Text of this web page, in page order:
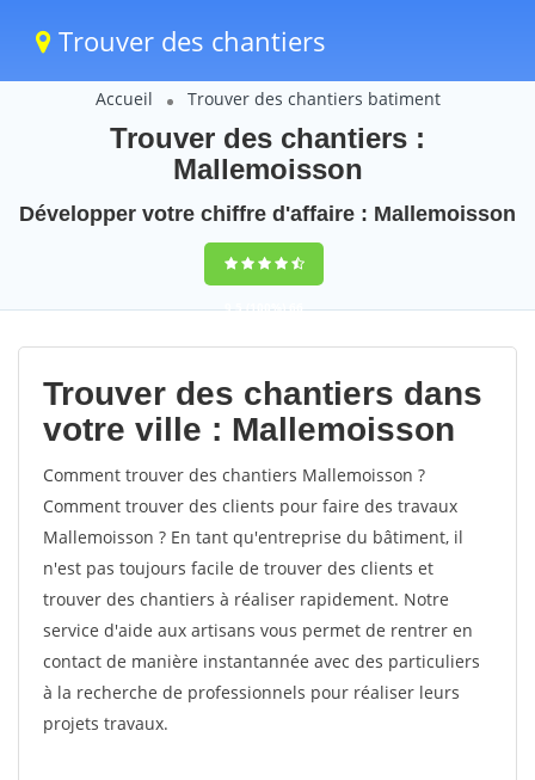
Trouver des chantiers
Accueil Trouver des chantiers batiment
Trouver des chantiers :
Mallemoisson
Développer votre chiffre d'affaire : Mallemoisson
9,5(100%)66
votes
Trouver des chantiers dans
votre ville : Mallemoisson
Comment trouver des chantiers Mallemoisson ?
Comment trouver des clients pour faire des travaux
Mallemoisson ? En tant qu'entreprise du bâtiment, il
n'est pas toujours facile de trouver des clients et
trouver des chantiers à réaliser rapidement. Notre
service d'aide aux artisans vous permet de rentrer en
contact de manière instantannée avec des particuliers
à la recherche de professionnels pour réaliser leurs
projets travaux.